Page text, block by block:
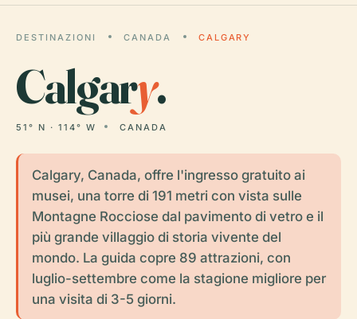
DESTINAZIONI CANADA CALGARY
Calgary.
51° N · 114° W CANADA
Calgary, Canada, offre l'ingresso gratuito ai
musei, una torre di 191 metri con vista sulle
Montagne Rocciose dal pavimento di vetro e il
più grande villaggio di storia vivente del
mondo. La guida copre 89 attrazioni, con
luglio-settembre come la stagione migliore per
una visita di 3-5 giorni.